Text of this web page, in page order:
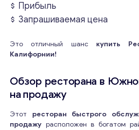
Прибыль
Запрашиваемая цена
Это отличный шанс купить
Калифорнии!
Обзор ресторана в
на продажу
Этот ресторан быстрого
продажу расположен в богатом